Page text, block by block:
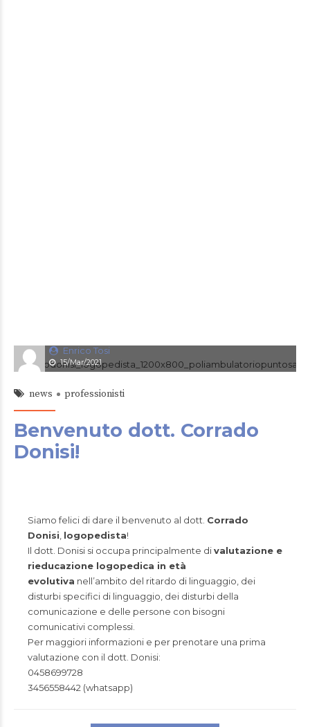
Enrico Tosi
15/Mar/2021
news professionisti
Benvenuto dott. Corrado
Donisi!
Siamo felici di dare il benvenuto al dott. Corrado
Donisi logopedista!
Il dott. Donisi si occupa principalmente divalutazione e
rieducazione logopedica in età
evolutiva nell’ambito del ritardo di linguaggio, dei
disturbi specifici di linguaggio, dei disturbi della
comunicazione e delle persone con bisogni
comunicativi complessi.
Per maggiori informazioni e per prenotare una prima
valutazione con il dott. Donisi:
0458699728
3456558442 (whatsapp)